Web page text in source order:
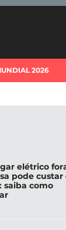
2026
elétrico
pode custar
saiba como